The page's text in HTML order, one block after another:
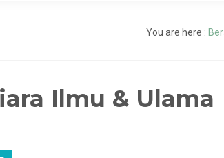
You are here :
Ilmu & Ulama